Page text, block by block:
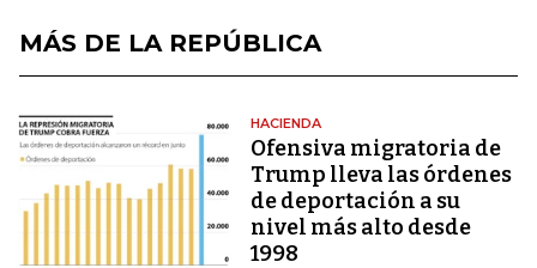
MÁS DE LA REPÚBLICA
HACIENDA
Ofensiva migratoria de
Trump lleva las órdenes
de deportación a su
nivel más alto desde
1998